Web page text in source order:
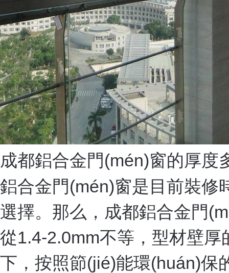
成都鋁合金門(mén)窗的厚度
鋁合金門(mén)窗是目前裝修
選擇。那么，成都鋁合金門
從1.4-2.0mm不等，型材壁
下，按照節(jié)能環(huán)保